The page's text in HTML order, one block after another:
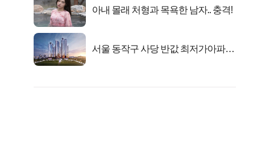
아내 몰래 처형과 목욕한 남자.. 충격!
서울 동작구 사당 반값 최저가아파트